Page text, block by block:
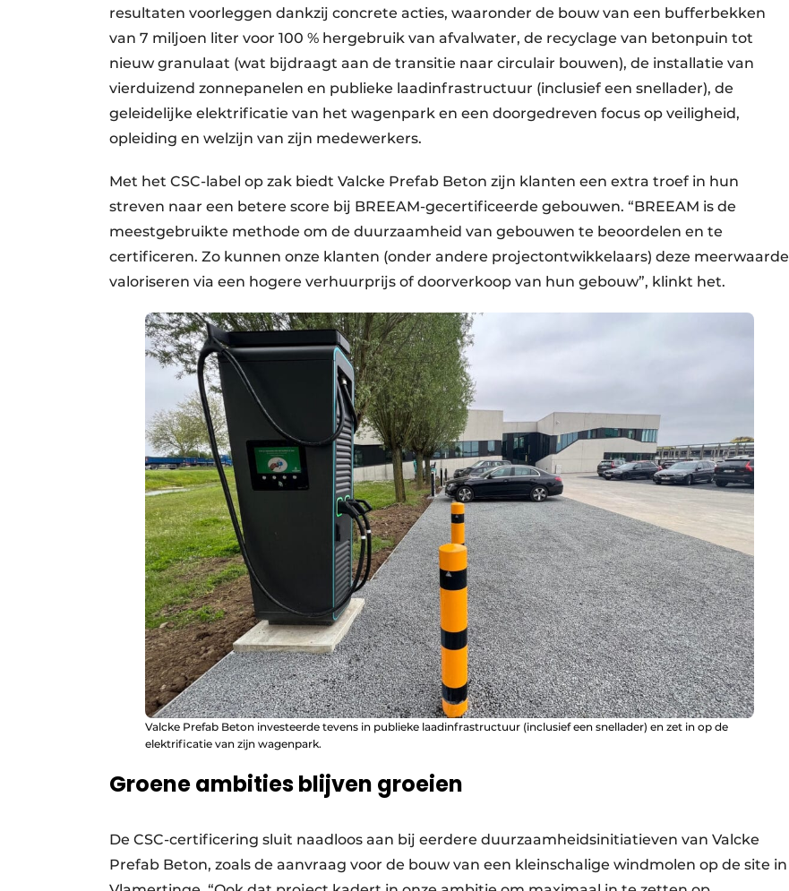
resultaten voorleggen dankzij concrete acties, waaronder de bouw van een bufferbekken
van 7 miljoen liter voor 100 % hergebruik van afvalwater, de recyclage van betonpuin tot
nieuw granulaat (wat bijdraagt aan de transitie naar circulair bouwen), de installatie van
vierduizend zonnepanelen en publieke laadinfrastructuur (inclusief een snellader), de
geleidelijke elektrificatie van het wagenpark en een doorgedreven focus op veiligheid,
opleiding en welzijn van zijn medewerkers.
Met het CSC-label op zak biedt Valcke Prefab Beton zijn klanten een extra troef in hun
streven naar een betere score bij BREEAM-gecertificeerde gebouwen. “BREEAM is de
meestgebruikte methode om de duurzaamheid van gebouwen te beoordelen en te
certificeren. Zo kunnen onze klanten (onder andere projectontwikkelaars) deze meerwaarde
valoriseren via een hogere verhuurprijs of doorverkoop van hun gebouw”, klinkt het.
Valcke Prefab Beton investeerde tevens in publieke laadinfrastructuur (inclusief een snellader) en zet in op de
elektrificatie van zijn wagenpark.
Groene ambities blijven groeien
De CSC-certificering sluit naadloos aan bij eerdere duurzaamheidsinitiatieven van Valcke
Prefab Beton, zoals de aanvraag voor de bouw van een kleinschalige windmolen op de site in